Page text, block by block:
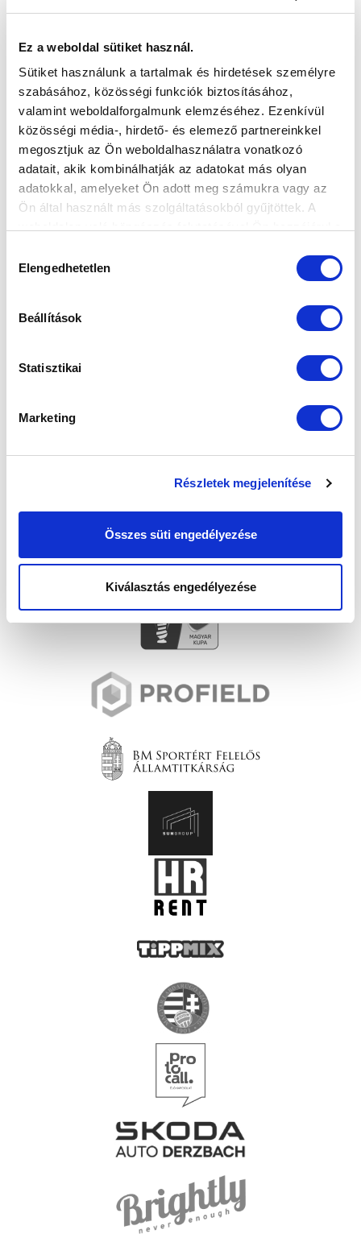
Ez a weboldal sütiket használ.
Sütiket használunk a tartalmak és hirdetések személyre
szabásához, közösségi funkciók biztosításához,
valamint weboldalforgalmunk elemzéséhez. Ezenkívül
közösségi média-, hirdető- és elemező partnereinkkel
megosztjuk az Ön weboldalhasználatra vonatkozó
adatait, akik kombinálhatják az adatokat más olyan
adatokkal, amelyeket Ön adott meg számukra vagy az
Ön által használt más szolgáltatásokból gyűjtöttek. A
kiválasztása
Elengedhetetlen
Beállítások
Statisztikai
Marketing
Részletek megjelenítése
Összes süti engedélyezése
Kiválasztás engedélyezése
VS
MTK BUDAPEST HÍRLEVÉL
Ne maradjon le egy eseményről sem! Iratkozzon fel ingyenes
hírlevelünkre:
Elfogadom az